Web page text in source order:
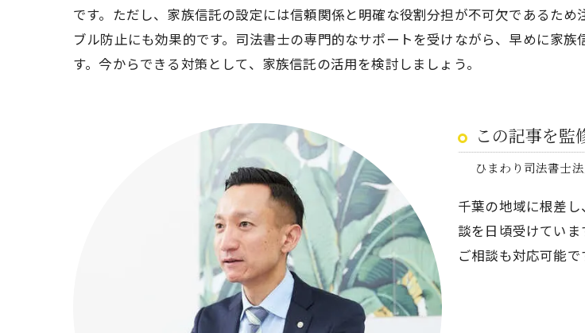
です。ただし、家族信託の設定には信頼関係と明確な役割分担が不可欠であるた
ブル防止にも効果的です。司法書士の専門的なサポートを受けながら、早めに家
す。今からできる対策として、家族信託の活用を検討しましょう。
この記事を監
ひまわり司法書士
千葉の地域に根差
談を日頃受けてい
ご相談も対応可能で